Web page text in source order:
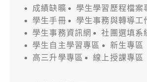
成績缺曠
學生學習歷程檔案
學生手冊
學生事務與轉導工
學生事務資訊網
社團選填系
學生自主學習專區
新生專區
高三升學專區
線上授課專區